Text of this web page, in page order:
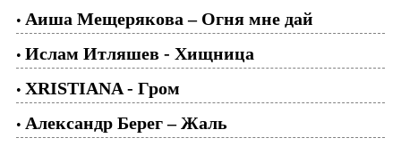
• Аиша Мещерякова – Огня мне дай
• Ислам Итляшев - Хищница
• XRISTIANA - Гром
• Александр Берег – Жаль